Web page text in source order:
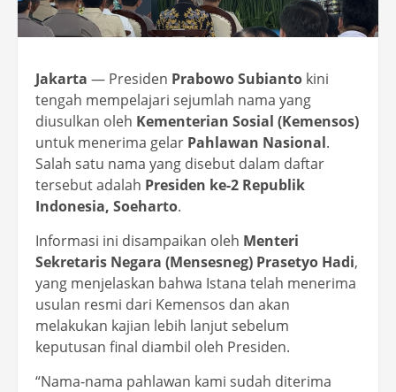
Jakarta — Presiden Prabowo Subianto kini
tengah mempelajari sejumlah nama yang
diusulkan oleh Kementerian Sosial (Kemensos)
untuk menerima gelar Pahlawan Nasional.
Salah satu nama yang disebut dalam daftar
tersebut adalah Presiden ke-2 Republik
Indonesia, Soeharto.
Informasi ini disampaikan oleh Menteri
Sekretaris Negara (Mensesneg) Prasetyo Hadi,
yang menjelaskan bahwa Istana telah menerima
usulan resmi dari Kemensos dan akan
melakukan kajian lebih lanjut sebelum
keputusan final diambil oleh Presiden.
“Nama-nama pahlawan kami sudah diterima